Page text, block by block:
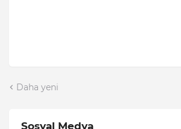
Daha yeni
Sosyal Medya